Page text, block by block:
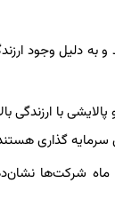
دلیل وجود
با
سرمایه گذاری
شرکت‌ها